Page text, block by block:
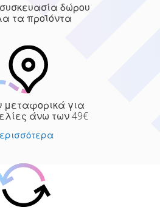
δώρου
τα προϊόντα
για
άνω των 49€